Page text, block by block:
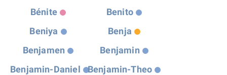
Bénite
Benito
Beniya
Benja
Benjamen
Benjamin
Benjamin-Daniel
Benjamin-Theo